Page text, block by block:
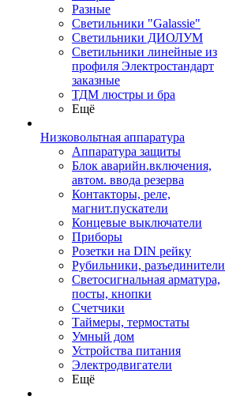
Разные
Светильники "Galassie"
Светильники ДИОЛУМ
Светильники линейные из
профиля Электростандарт
заказные
ТДМ люстры и бра
Ещё
Низковольтная аппаратура
Аппаратура защиты
Блок аварийн.включения,
автом. ввода резерва
Контакторы, реле,
магнит.пускатели
Концевые выключатели
Приборы
Розетки на DIN рейку
Рубильники, разъединители
Светосигнальная арматура,
посты, кнопки
Счетчики
Таймеры, термостаты
Умный дом
Устройства питания
Электродвигатели
Ещё